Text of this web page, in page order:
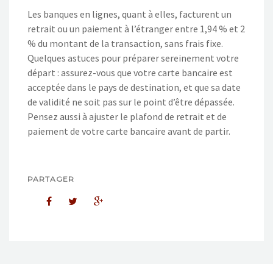
Les banques en lignes, quant à elles, facturent un
retrait ou un paiement à l’étranger entre 1,94 % et 2
% du montant de la transaction, sans frais fixe.
Quelques astuces pour préparer sereinement votre
départ : assurez-vous que votre carte bancaire est
acceptée dans le pays de destination, et que sa date
de validité ne soit pas sur le point d’être dépassée.
Pensez aussi à ajuster le plafond de retrait et de
paiement de votre carte bancaire avant de partir.
PARTAGER